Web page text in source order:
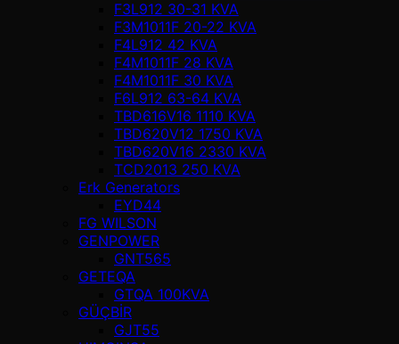
F3L912 30-31 KVA
F3M1011F 20-22 KVA
F4L912 42 KVA
F4M1011F 28 KVA
F4M1011F 30 KVA
F6L912 63-64 KVA
TBD616V16 1110 KVA
TBD620V12 1750 KVA
TBD620V16 2330 KVA
TCD2013 250 KVA
Erk Generators
EYD44
FG WILSON
GENPOWER
GNT565
GETEQA
GTQA 100KVA
GÜÇBİR
GJT55